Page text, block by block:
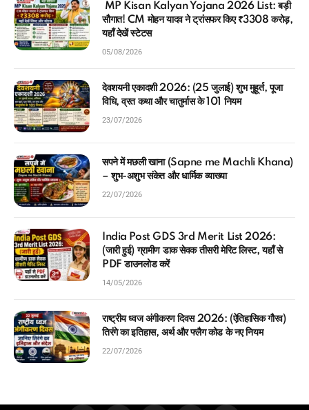
MP Kisan Kalyan Yojana 2026 List: बड़ी
सौगात! CM मोहन यादव ने ट्रांसफर किए ₹3308 करोड़,
यहाँ देखें स्टेटस
05/08/2026
देवशयनी एकादशी 2026: (25 जुलाई) शुभ मुहूर्त, पूजा
विधि, व्रत कथा और चातुर्मास के 101 नियम
23/07/2026
सपने में मछली खाना (Sapne me Machli Khana)
– शुभ-अशुभ संकेत और धार्मिक व्याख्या
22/07/2026
India Post GDS 3rd Merit List 2026:
(जारी हुई) ग्रामीण डाक सेवक तीसरी मेरिट लिस्ट, यहाँ से
PDF डाउनलोड करें
14/05/2026
राष्ट्रीय ध्वज अंगीकरण दिवस 2026: (ऐतिहासिक गौरव)
तिरंगे का इतिहास, अर्थ और फ्लैग कोड के नए नियम
22/07/2026